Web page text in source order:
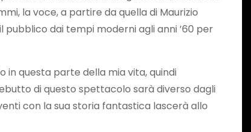
la voce, a partire da quella di Maurizio
dai tempi moderni agli anni ’60 per
in questa parte della mia vita, quindi
di questo spettacolo sarà diverso dagli
con la sua storia fantastica lascerà allo